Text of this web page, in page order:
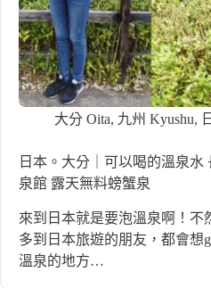
大分 Oita, 九州 Kyushu,
日本。大分｜可以喝的溫泉水
泉館 露天無料螃蟹泉
來到日本就是要泡溫泉啊！不
多到日本旅遊的朋友，都會想
溫泉的地方…